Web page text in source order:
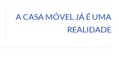
A CASA MÓVEL JÁ É UMA
REALIDADE